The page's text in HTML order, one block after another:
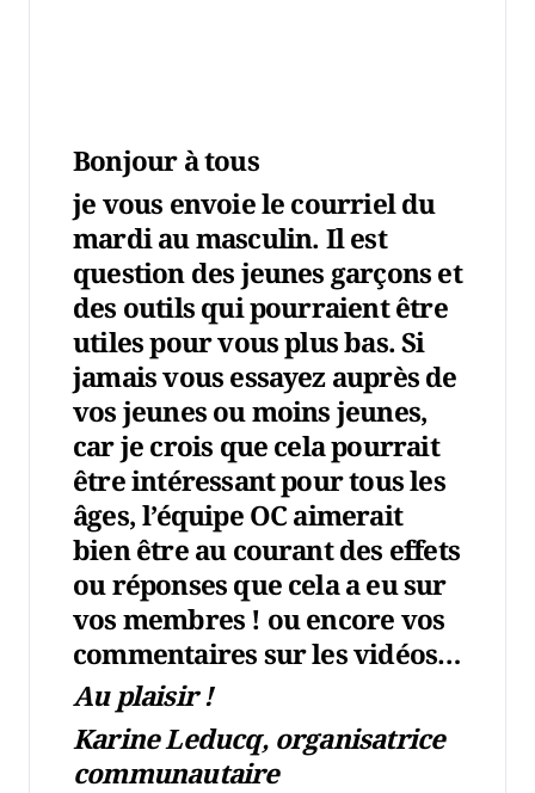
Bonjour à tous
je vous envoie le courriel du
mardi au masculin. Il est
question des jeunes garçons et
des outils qui pourraient être
utiles pour vous plus bas. Si
jamais vous essayez auprès de
vos jeunes ou moins jeunes,
car je crois que cela pourrait
être intéressant pour tous les
âges, l’équipe OC aimerait
bien être au courant des effets
ou réponses que cela a eu sur
vos membres ! ou encore vos
commentaires sur les vidéos…
Au plaisir !
Karine Leducq, organisatrice
communautaire